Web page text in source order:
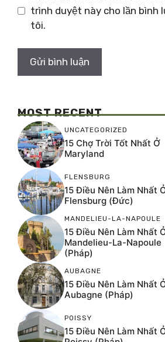
trình duyệt này cho lần bình
tôi.
MOST RECENT
UNCATEGORIZED
15 Chợ Trời Tốt Nhất Ở
Maryland
FLENSBURG
15 Điều Nên Làm Nhất
Flensburg (Đức)
MANDELIEU-LA-NAPOULE
15 Điều Nên Làm Nhất
Mandelieu-La-Napoule
(Pháp)
AUBAGNE
15 Điều Nên Làm Nhất
Aubagne (Pháp)
POISSY
15 Điều Nên Làm Nhất